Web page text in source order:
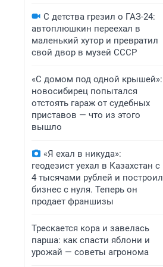
С детства грезил о ГАЗ-24:
автоплюшкин переехал в
маленький хутор и превратил
свой двор в музей СССР
«С домом под одной крышей»:
новосибирец попытался
отстоять гараж от судебных
приставов — что из этого
вышло
«Я ехал в никуда»:
геодезист уехал в Казахстан с
4 тысячами рублей и построил
бизнес с нуля. Теперь он
продает франшизы
Трескается кора и завелась
парша: как спасти яблони и
урожай — советы агронома